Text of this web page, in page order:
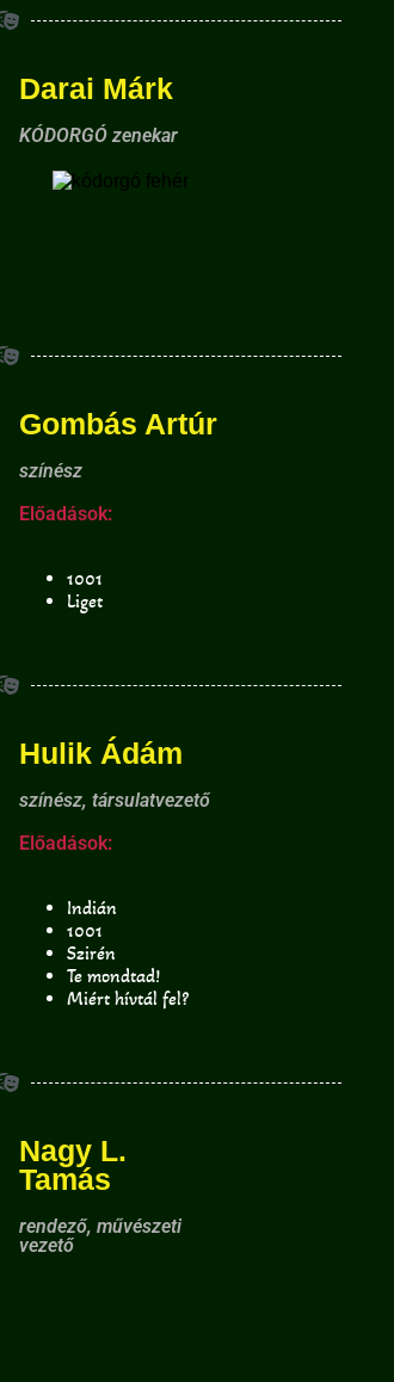
Darai Márk
KÓDORGÓ zenekar
Gombás Artúr
színész
Előadások:
1001
Liget
Hulik Ádám
színész, társulatvezető
Előadások:
Indián
1001
Szirén
Te mondtad!
Miért hívtál fel?
Nagy L.
Tamás
rendező, művészeti
vezető